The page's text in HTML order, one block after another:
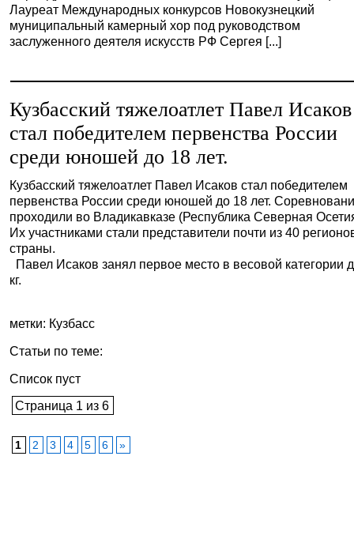
Лауреат Международных конкурсов Новокузнецкий
муниципальный камерный хор под руководством
заслуженного деятеля искусств РФ Сергея [...]
Кузбасский тяжелоатлет Павел Исаков
стал победителем первенства России
среди юношей до 18 лет.
Кузбасский тяжелоатлет Павел Исаков стал победителем
первенства России среди юношей до 18 лет.
проходили во Владикавказе (Республика Северная
Их участниками стали представители почти из 40
страны.
Павел Исаков занял первое место в весовой категории
кг.
метки: Кузбасс
Статьи по теме:
Список пуст
Страница 1 из 6
1 2 3 4 5 6 »